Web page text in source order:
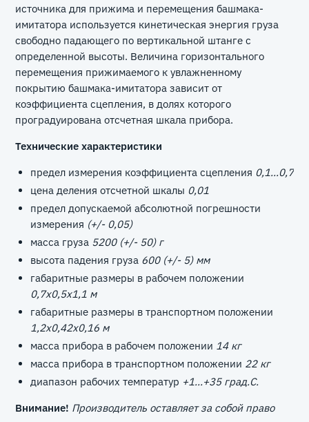
источника для прижима и перемещения башмака-
имитатора используется кинетическая энергия груза
свободно падающего по вертикальной штанге с
определенной высоты. Величина горизонтального
перемещения прижимаемого к увлажненному
покрытию башмака-имитатора зависит от
коэффициента сцепления, в долях которого
проградуирована отсчетная шкала прибора.
Технические характеристики
предел измерения коэффициента сцепления 0,1...0,7
цена деления отсчетной шкалы 0,01
предел допускаемой абсолютной погрешности
измерения (+/- 0,05)
масса груза 5200 (+/- 50) г
высота падения груза 600 (+/- 5) мм
габаритные размеры в рабочем положении
0,7х0,5х1,1 м
габаритные размеры в транспортном положении
1,2х0,42х0,16 м
масса прибора в рабочем положении 14 кг
масса прибора в транспортном положении 22 кг
диапазон рабочих температур +1...+35 град.С.
Внимание! Производитель оставляет за собой право